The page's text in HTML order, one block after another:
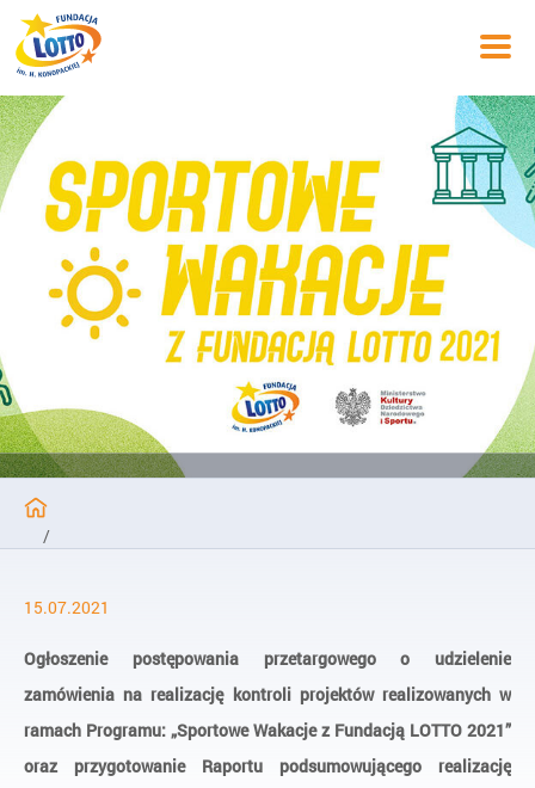
/
/
Ogłoszenie
15.07.2021
Ogłoszenie postępowania przetargowego o udzielenie
zamówienia na realizację kontroli projektów realizowanych w
ramach Programu: „Sportowe Wakacje z Fundacją LOTTO 2021”
oraz przygotowanie Raportu podsumowującego realizację